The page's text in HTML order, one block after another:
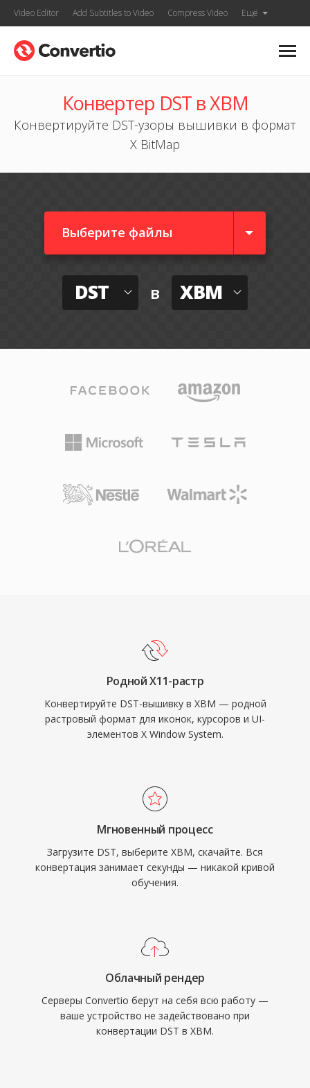
Video Editor Add Subtitles to Video Compress Video Ещё
Конвертер DST в XBM
Конвертируйте DST-узоры вышивки в формат
X BitMap
Выберите файлы
DST в XBM
Родной X11-растр
Конвертируйте DST-вышивку в XBM — родной
растровый формат для иконок, курсоров и UI-
элементов X Window System.
Мгновенный процесс
Загрузите DST, выберите XBM, скачайте. Вся
конвертация занимает секунды — никакой кривой
обучения.
Облачный рендер
Серверы Convertio берут на себя всю работу —
ваше устройство не задействовано при
конвертации DST в XBM.